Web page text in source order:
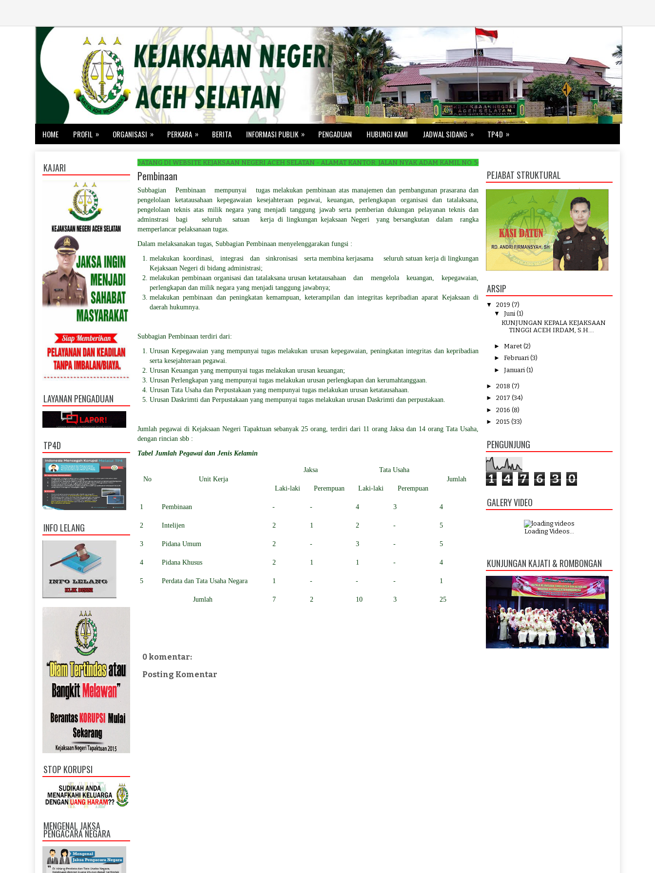
HOME PROFIL » ORGANISASI » PERKARA » BERITA INFORMASI PUBLIK » PENGADUAN HUBUNGI KAMI JADWAL SIDANG » TP4D »
KAJARI
LAYANAN PENGADUAN
TP4D
INFO LELANG
STOP KORUPSI
MENGENAL JAKSA
PENGACARA NEGARA
SELAMAT DATANG DI WEBSITE KEJAKSAAN NEGERI ACEH SELATAN - ALAMAT KANTOR: JALAN NYAK ADAM KAMIL NO. 56, TAPAKTUAN TELEPON : 0656-21016. FAX : 0656-21016. EMAIL
Pembinaan
Subbagian Pembinaan mempunyai tugas melakukan pembinaan atas manajemen dan pembangunan prasarana dan
pengelolaan ketatausahaan kepegawaian kesejahteraan pegawai, keuangan, perlengkapan organisasi dan tatalaksana,
pengelolaan teknis atas milik negara yang menjadi tanggung jawab serta pemberian dukungan pelayanan teknis dan
adminstrasi bagi seluruh satuan kerja di lingkungan kejaksaan Negeri yang bersangkutan dalam rangka
memperlancar pelaksanaan tugas.
Dalam melaksanakan tugas, Subbagian Pembinaan menyelenggarakan fungsi :
melakukan koordinasi, integrasi dan sinkronisasi serta membina kerjasama seluruh satuan kerja di lingkungan
Kejaksaan Negeri di bidang administrasi;
melakukan pembinaan organisasi dan tatalaksana urusan ketatausahaan dan mengelola keuangan, kepegawaian,
perlengkapan dan milik negara yang menjadi tanggung jawabnya;
melakukan pembinaan dan peningkatan kemampuan, keterampilan dan integritas kepribadian aparat Kejaksaan di
daerah hukumnya.
Subbagian Pembinaan terdiri dari:
Urusan Kepegawaian yang mempunyai tugas melakukan urusan kepegawaian, peningkatan integritas dan kepribadian
serta kesejahteraan pegawai.
Urusan Keuangan yang mempunyai tugas melakukan urusan keuangan;
Urusan Perlengkapan yang mempunyai tugas melakukan urusan perlengkapan dan kerumahtanggaan.
Urusan Tata Usaha dan Perpustakaan yang mempunyai tugas melakukan urusan ketatausahaan.
Urusan Daskrimti dan Perpustakaan yang mempunyai tugas melakukan urusan Daskrimti dan perpustakaan.
Jumlah pegawai di Kejaksaan Negeri Tapaktuan sebanyak 25 orang, terdiri dari 11 orang Jaksa dan 14 orang Tata Usaha,
dengan rincian sbb :
Tabel Jumlah Pegawai dan Jenis Kelamin
No Unit Kerja
Jaksa
Tata Usaha
Jumlah
Laki-laki
Perempuan Laki-laki Perempuan
1 Pembinaan - - 4 3 4
2 Intelijen 2 1 2 - 5
3 Pidana Umum 2 - 3 - 5
4 Pidana Khusus 2 1 1 - 4
5 Perdata dan Tata Usaha Negara 1 - - - 1
Jumlah 7 2 10 3 25
0 komentar:
Posting Komentar
PEJABAT STRUKTURAL
ARSIP
▼ 2019 (7)
▼
Juni (1)
KUNJUNGAN KEPALA KEJAKSAAN
TINGGI ACEH IRDAM, S.H....
► Maret (2)
► Februari (3)
► Januari (1)
► 2018 (7)
► 2017 (34)
► 2016 (8)
► 2015 (33)
PENGUNJUNG
1 4 7 6 3 0
GALERY VIDEO
Loading Videos...
KUNJUNGAN KAJATI & ROMBONGAN